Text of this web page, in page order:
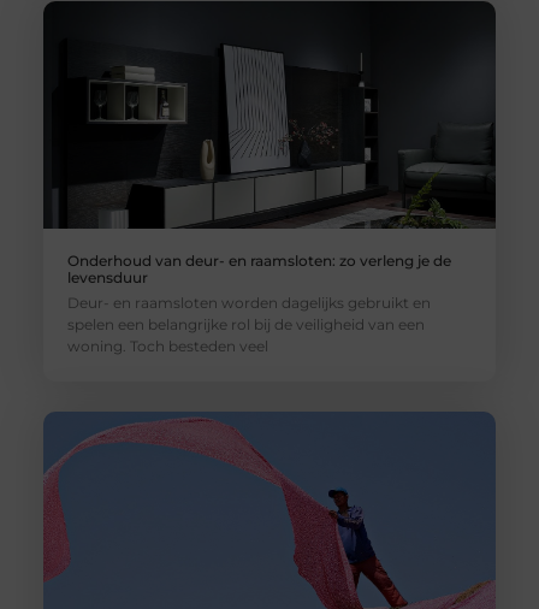
Onderhoud van deur- en raamsloten: zo verleng je de
levensduur
Deur- en raamsloten worden dagelijks gebruikt en
spelen een belangrijke rol bij de veiligheid van een
woning. Toch besteden veel